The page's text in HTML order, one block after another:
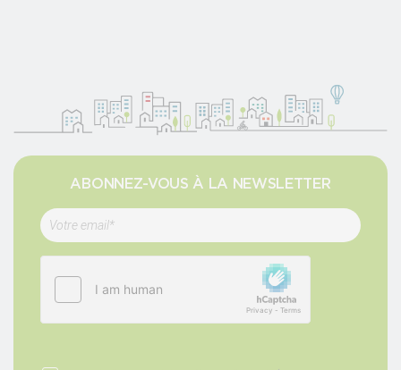
ABONNEZ-VOUS À LA NEWSLETTER